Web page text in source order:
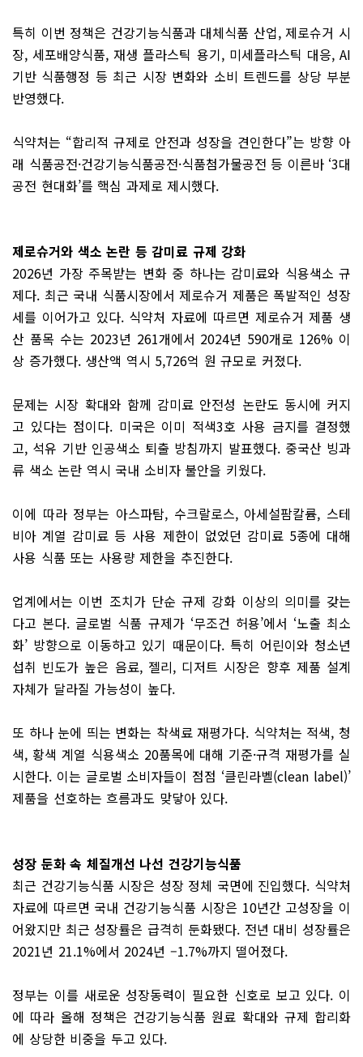
특히 이번 정책은 건강기능식품과 대체식품 산업, 제로슈거 시
장, 세포배양식품, 재생 플라스틱 용기, 미세플라스틱 대응, AI
기반 식품행정 등 최근 시장 변화와 소비 트렌드를 상당 부분
반영했다.
식약처는 “합리적 규제로 안전과 성장을 견인한다”는 방향 아
래 식품공전·건강기능식품공전·식품첨가물공전 등 이른바 ‘3대
공전 현대화’를 핵심 과제로 제시했다.
제로슈거와 색소 논란 등 감미료 규제 강화
2026년 가장 주목받는 변화 중 하나는 감미료와 식용색소 규
제다. 최근 국내 식품시장에서 제로슈거 제품은 폭발적인 성장
세를 이어가고 있다. 식약처 자료에 따르면 제로슈거 제품 생
산 품목 수는 2023년 261개에서 2024년 590개로 126% 이
상 증가했다. 생산액 역시 5,726억 원 규모로 커졌다.
문제는 시장 확대와 함께 감미료 안전성 논란도 동시에 커지
고 있다는 점이다. 미국은 이미 적색3호 사용 금지를 결정했
고, 석유 기반 인공색소 퇴출 방침까지 발표했다. 중국산 빙과
류 색소 논란 역시 국내 소비자 불안을 키웠다.
이에 따라 정부는 아스파탐, 수크랄로스, 아세설팜칼륨, 스테
비아 계열 감미료 등 사용 제한이 없었던 감미료 5종에 대해
사용 식품 또는 사용량 제한을 추진한다.
업계에서는 이번 조치가 단순 규제 강화 이상의 의미를 갖는
다고 본다. 글로벌 식품 규제가 ‘무조건 허용’에서 ‘노출 최소
화’ 방향으로 이동하고 있기 때문이다. 특히 어린이와 청소년
섭취 빈도가 높은 음료, 젤리, 디저트 시장은 향후 제품 설계
자체가 달라질 가능성이 높다.
또 하나 눈에 띄는 변화는 착색료 재평가다. 식약처는 적색, 청
색, 황색 계열 식용색소 20품목에 대해 기준·규격 재평가를 실
시한다. 이는 글로벌 소비자들이 점점 ‘클린라벨(clean label)’
제품을 선호하는 흐름과도 맞닿아 있다.
성장 둔화 속 체질개선 나선 건강기능식품
최근 건강기능식품 시장은 성장 정체 국면에 진입했다. 식약처
자료에 따르면 국내 건강기능식품 시장은 10년간 고성장을 이
어왔지만 최근 성장률은 급격히 둔화됐다. 전년 대비 성장률은
2021년 21.1%에서 2024년 –1.7%까지 떨어졌다.
정부는 이를 새로운 성장동력이 필요한 신호로 보고 있다. 이
에 따라 올해 정책은 건강기능식품 원료 확대와 규제 합리화
에 상당한 비중을 두고 있다.